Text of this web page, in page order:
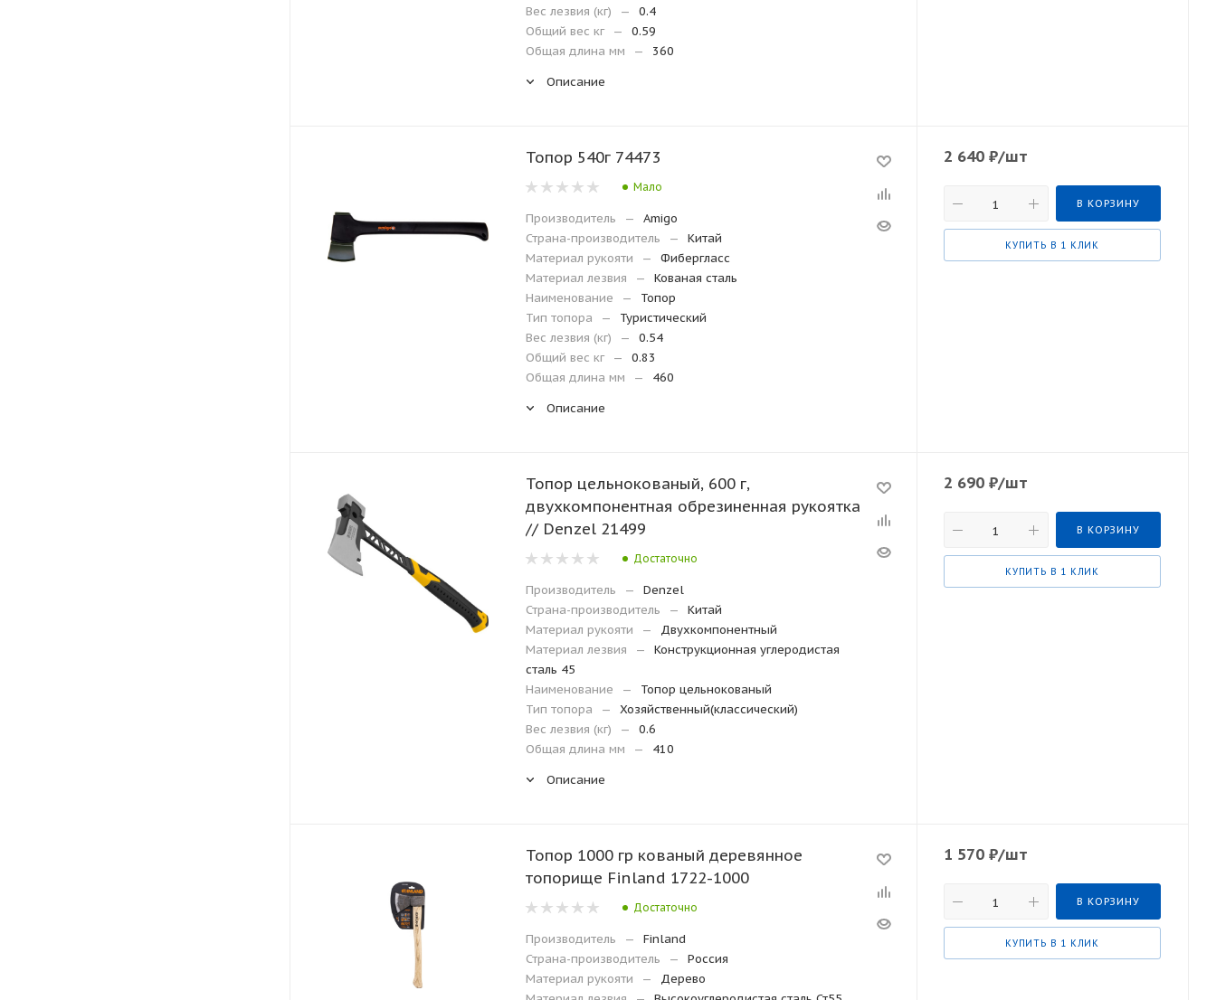
Вес лезвия (кг)
—
0.4
Общий вес кг
—
0.59
Общая длина мм
—
360
Описание
Топор 540г 74473
Мало
Производитель —
Amigo
Страна-производитель
—
Китай
Материал рукояти
—
Фибергласс
Материал лезвия
—
Кованая сталь
Наименование
—
Топор
Тип топора
—
Туристический
Вес лезвия (кг)
—
0.54
Общий вес кг
—
0.83
Общая длина мм
—
460
Описание
2 640 ₽/шт
В КОРЗИНУ
КУПИТЬ В 1 КЛИК
Топор цельнокованый, 600 г,
двухкомпонентная обрезиненная рукоятка
// Denzel 21499
Достаточно
Производитель —
Denzel
Страна-производитель
—
Китай
Материал рукояти
—
Двухкомпонентный
Материал лезвия
—
Конструкционная углеродистая
сталь 45
Наименование
—
Топор цельнокованый
Тип топора
—
Хозяйственный(классический)
Вес лезвия (кг)
—
0.6
Общая длина мм
—
410
Описание
2 690 ₽/шт
В КОРЗИНУ
КУПИТЬ В 1 КЛИК
Топор 1000 гр кованый деревянное
топорище Finland 1722-1000
Достаточно
Производитель —
Finland
Страна-производитель
—
Россия
Материал рукояти
—
Дерево
1 570 ₽/шт
В КОРЗИНУ
КУПИТЬ В 1 КЛИК